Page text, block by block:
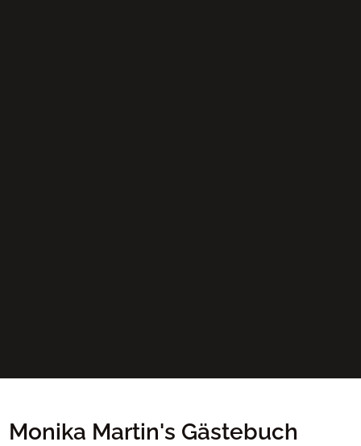
Monika Martin's Gästebuch